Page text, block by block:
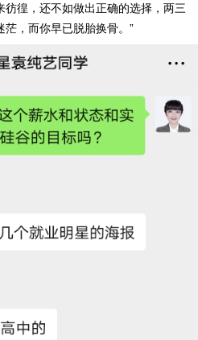
徨，还不如做出正确的选择，两三
，而你早已脱胎换骨。”